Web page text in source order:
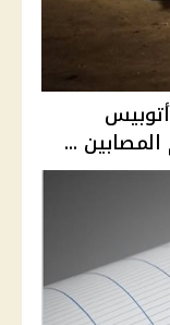
حادث أتوبيس
...